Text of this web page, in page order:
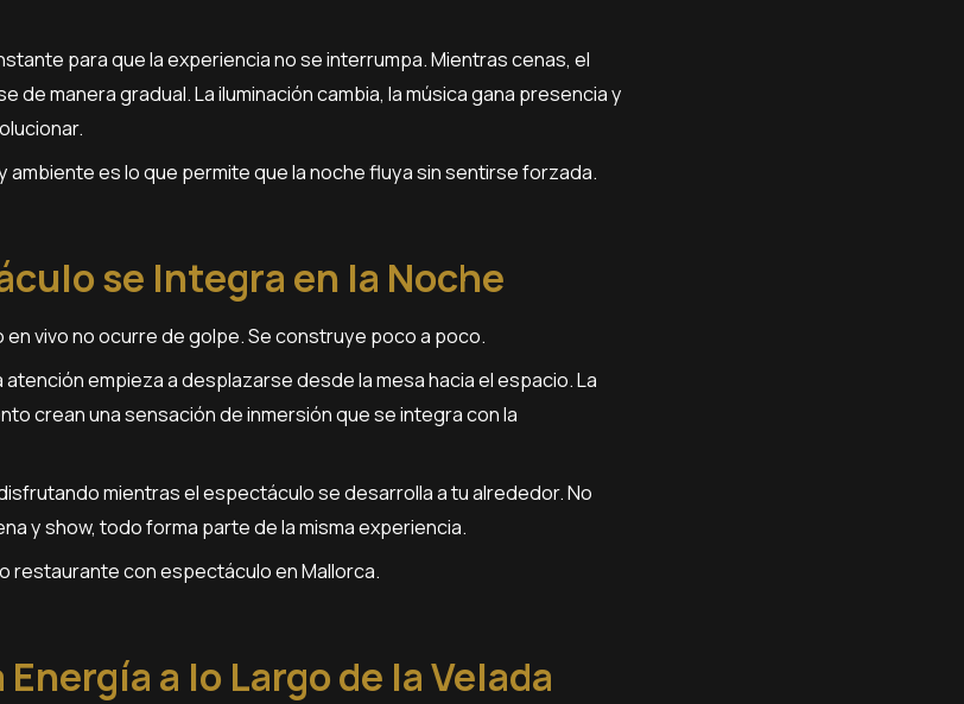
para que la experiencia no se interrumpa. Mientras cenas, el
de manera gradual. La iluminación cambia, la música gana presencia y
ambiente es lo que permite que la noche fluya sin sentirse forzada.
se Integra en la Noche
vivo no ocurre de golpe. Se construye poco a poco.
empieza a desplazarse desde la mesa hacia el espacio. La
crean una sensación de inmersión que se integra con la
mientras el espectáculo se desarrolla a tu alrededor. No
y show, todo forma parte de la misma experiencia.
restaurante con espectáculo en Mallorca.
a lo Largo de la Velada